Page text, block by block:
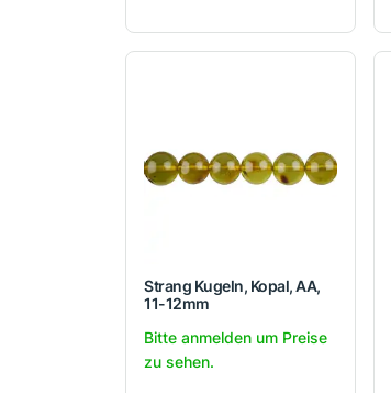
Strang Kugeln, Kopal, AA,
11-12mm
Bitte anmelden um Preise
zu sehen.